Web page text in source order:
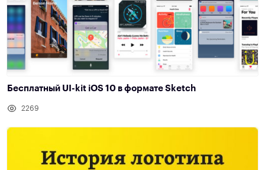
Бесплатный UI-kit iOS 10 в формате Sketch
2269